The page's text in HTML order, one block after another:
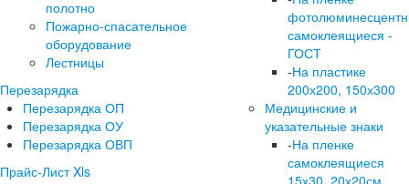
полотно
Пожарно-спасательное
оборудование
Лестницы
Перезарядка
Перезарядка ОП
Перезарядка ОУ
Перезарядка ОВП
Прайс-Лист Xls
самоклеящиеся -
ГОСТ
-На пластике
200х200, 150х300
Медицинские и
указательные знаки
-На пленке
самоклеящиеся
15х30, 20х20см